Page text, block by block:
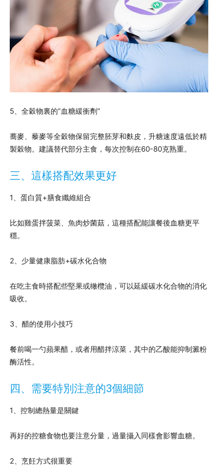
5、全穀物裏的”血糖緩衝劑”
蕎麥、藜麥等全穀物保留完整胚芽和麩皮，升糖速度遠低於精
製穀物。建議替代部分主食，每次控制在60-80克熟重。
三、這樣搭配效果更好
1、蛋白質+膳食纖維組合
比如雞蛋拌菠菜、魚肉炒菌菇，這種搭配能讓餐後血糖更平
穩。
2、少量健康脂肪+碳水化合物
在吃主食時搭配些堅果或橄欖油，可以延緩碳水化合物的消化
吸收。
3、醋的使用小技巧
餐前喝一勺蘋果醋，或者用醋拌涼菜，其中的乙酸能抑制澱粉
酶活性。
四、需要特別注意的3個細節
1、控制總熱量是關鍵
再好的控糖食物也要注意分量，過量攝入同樣會影響血糖。
2、烹飪方式很重要